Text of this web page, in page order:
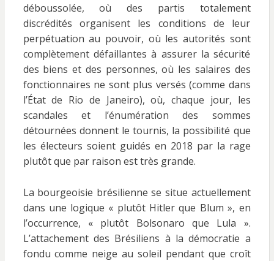
déboussolée, où des partis totalement
discrédités organisent les conditions de leur
perpétuation au pouvoir, où les autorités sont
complètement défaillantes à assurer la sécurité
des biens et des personnes, où les salaires des
fonctionnaires ne sont plus versés (comme dans
l’État de Rio de Janeiro), où, chaque jour, les
scandales et l’énumération des sommes
détournées donnent le tournis, la possibilité que
les électeurs soient guidés en 2018 par la rage
plutôt que par raison est très grande.
La bourgeoisie brésilienne se situe actuellement
dans une logique « plutôt Hitler que Blum », en
l’occurrence, « plutôt Bolsonaro que Lula ».
L’attachement des Brésiliens à la démocratie a
fondu comme neige au soleil pendant que croît